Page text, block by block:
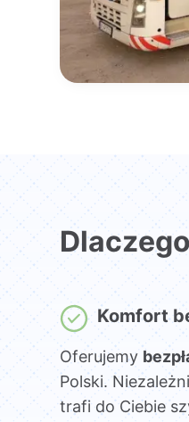
Komfort
Oferujemy
Polski.
trafi do Ciebie